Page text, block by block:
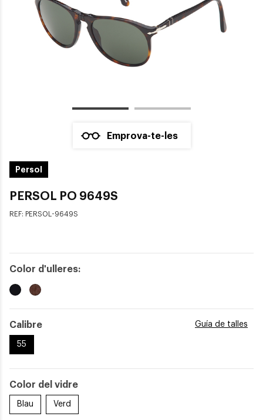
Emprova-te-les
Persol
PERSOL PO 9649S
REF: PERSOL-9649S
Color d'ulleres:
Guía de talles
Calibre
55
Color del vidre
Blau Verd